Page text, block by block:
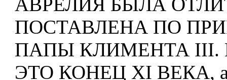
ПОСТАВЛЕНА ПО
ПАПЫ КЛИМЕНТА III.
ЭТО КОНЕЦ XI ВЕКА, а